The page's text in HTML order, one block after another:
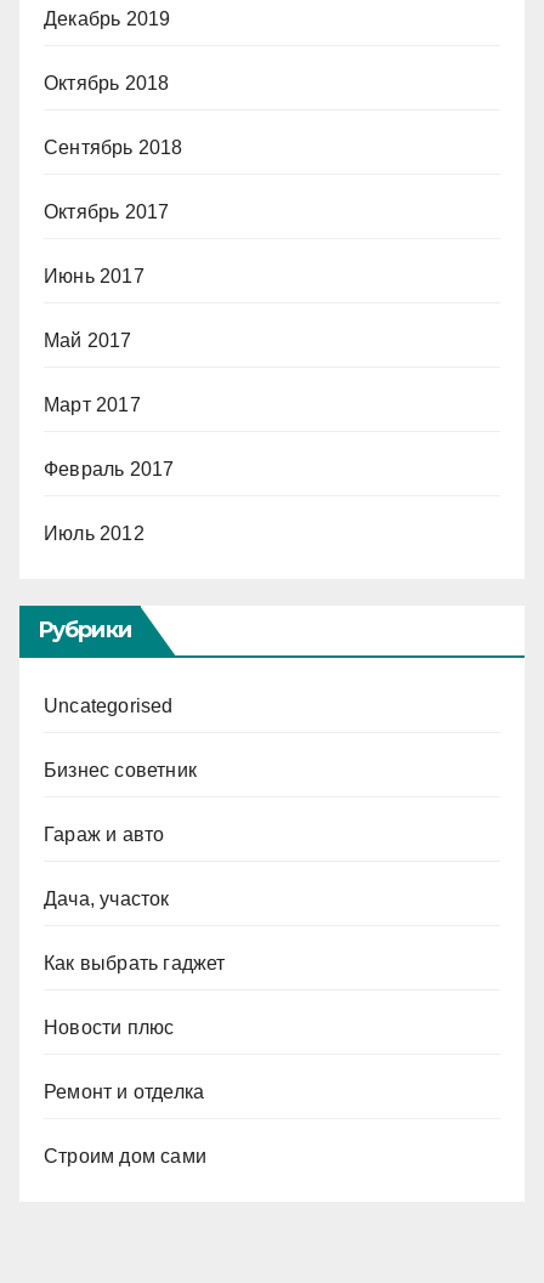
Декабрь 2019
Октябрь 2018
Сентябрь 2018
Октябрь 2017
Июнь 2017
Май 2017
Март 2017
Февраль 2017
Июль 2012
Рубрики
Uncategorised
Бизнес советник
Гараж и авто
Дача, участок
Как выбрать гаджет
Новости плюс
Ремонт и отделка
Строим дом сами